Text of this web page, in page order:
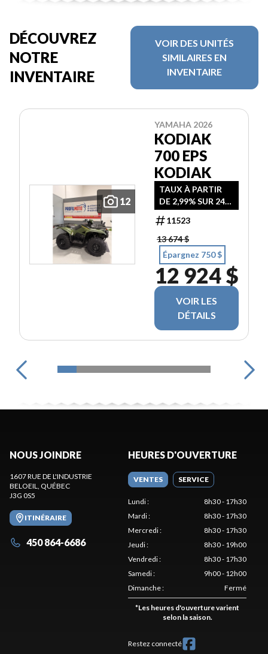
DÉCOUVREZ
NOTRE
INVENTAIRE
VOIR DES UNITÉS
SIMILAIRES EN
INVENTAIRE
12
YAMAHA 2026
KODIAK
700 EPS
KODIAK
TAUX À PARTIR
DE 2,99% SUR 24
MOIS
11523
13 674 $
Épargnez 750 $
12 924 $
VOIR LES
DÉTAILS
NOUS JOINDRE
1607 RUE DE L'INDUSTRIE
BELOEIL, QUÉBEC
J3G 0S5
ITINÉRAIRE
450 864-6686
HEURES D'OUVERTURE
VENTES SERVICE
Lundi:
8h30 - 17h30
Mardi:
8h30 - 17h30
Mercredi:
8h30 - 17h30
Jeudi:
8h30 - 19h00
Vendredi:
8h30 - 17h30
Samedi:
9h00 - 12h00
Dimanche: Fermé
*Les heures d'ouverture varient
selon la saison.
Restez connecté